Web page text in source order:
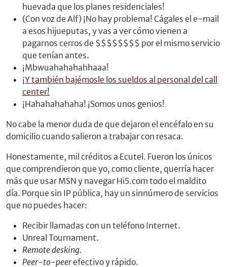
huevada que los planes residenciales!
(Con voz de Alf) ¡No hay problema! Cágales el e-mail
a esos hijueputas, y vas a ver cómo vienen a
pagarnos cerros de $$$$$$$$ por el mismo servicio
que tenían antes.
¡Mbwuahahahahhaaa!
¡Y también bajémosle los sueldos al personal del call
center!
¡Hahahahahaha! ¡Somos unos genios!
No cabe la menor duda de que dejaron el encéfalo en su
domicilio cuando salieron a trabajar con resaca.
Honestamente, mil créditos a Ecutel. Fueron los únicos
que comprendieron que yo, como cliente, querría hacer
más que usar MSN y navegar Hi5.com todo el maldito
día. Porque sin IP pública, hay un sinnúmero de servicios
que no puedes hacer:
Recibir llamadas con un teléfono Internet.
Unreal Tournament.
Remote desking.
Peer-to-peerefectivo y rápido.